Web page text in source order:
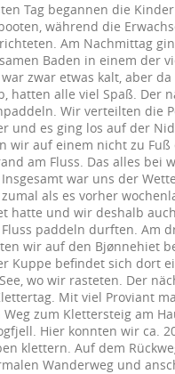
Tag begannen die
während die
Am Nachmittag
Baden in einem der
zwar etwas kalt, aber
hatten alle viel Spaß. Der
Wir verteilten die
und es ging los auf der
wir auf einem nicht zu
am Fluss. Das alles bei
war uns der
als es vorher
hatte und wir deshalb
paddeln durften. Am
wir auf den Bjønnehiet
Kuppe befindet sich dort
wo wir rasteten. Der
Mit viel Proviant
zum Klettersteig am
Hier konnten wir ca.
klettern. Auf dem
Wanderweg und